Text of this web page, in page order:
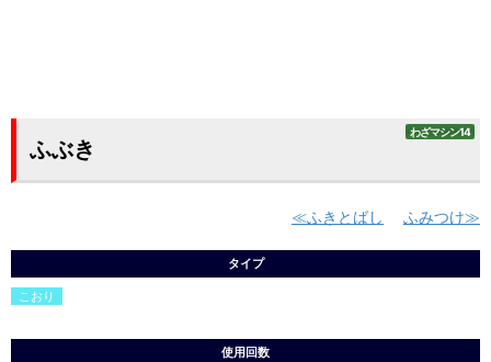
わざマシン14
ふぶき
ふきとばし ふみつけ
タイプ
こおり
使用回数